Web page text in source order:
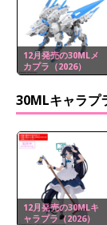
12月発売の30MLメ
カプラ（2026）
30MLキャラプ
12月発売の30MLキ
ャラプラ（2026）